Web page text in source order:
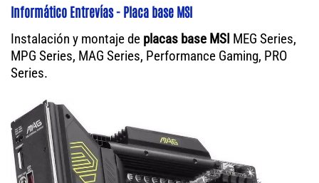
Informático Entrevías - Placa base MSI
Instalación y montaje de placas base MSI MEG Series,
MPG Series, MAG Series, Performance Gaming, PRO
Series.